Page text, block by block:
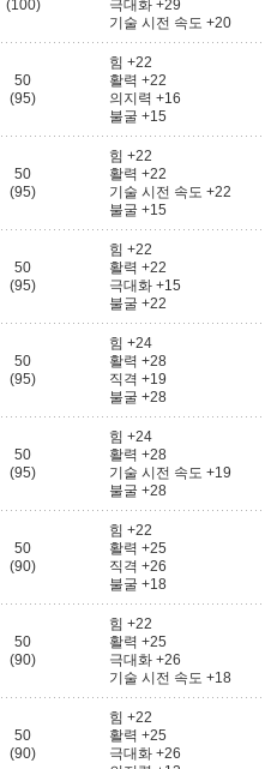
(100)
극대화 +29
기술 시전 속도 +20
50
(95)
힘 +22
활력 +22
의지력 +16
불굴 +15
50
(95)
힘 +22
활력 +22
기술 시전 속도 +22
불굴 +15
50
(95)
힘 +22
활력 +22
극대화 +15
불굴 +22
50
(95)
힘 +24
활력 +28
직격 +19
불굴 +28
50
(95)
힘 +24
활력 +28
기술 시전 속도 +19
불굴 +28
50
(90)
힘 +22
활력 +25
직격 +26
불굴 +18
50
(90)
힘 +22
활력 +25
극대화 +26
기술 시전 속도 +18
50
(90)
힘 +22
활력 +25
극대화 +26